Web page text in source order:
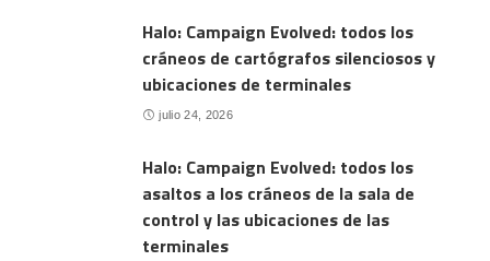
Halo: Campaign Evolved: todos los
cráneos de cartógrafos silenciosos y
ubicaciones de terminales
julio 24, 2026
Halo: Campaign Evolved: todos los
asaltos a los cráneos de la sala de
control y las ubicaciones de las
terminales